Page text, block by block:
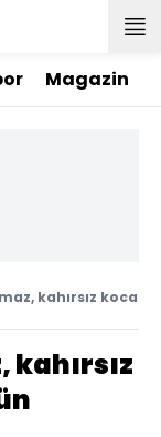
Magazin
kahırsız koca
kahırsız